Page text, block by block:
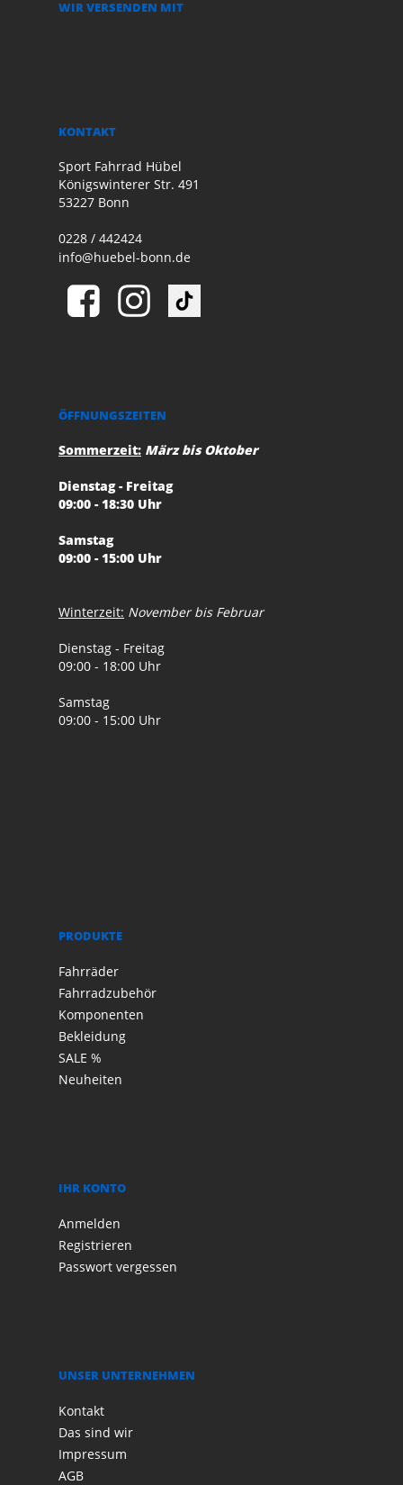
WIR VERSENDEN MIT
KONTAKT
Sport Fahrrad Hübel
Königswinterer Str. 491
53227 Bonn
0228 / 442424
info@huebel-bonn.de
ÖFFNUNGSZEITEN
Sommerzeit: März bis Oktober
Dienstag - Freitag
09:00 - 18:30 Uhr
Samstag
09:00 - 15:00 Uhr
Winterzeit: November bis Februar
Dienstag - Freitag
09:00 - 18:00 Uhr
Samstag
09:00 - 15:00 Uhr
PRODUKTE
Fahrräder
Fahrradzubehör
Komponenten
Bekleidung
SALE %
Neuheiten
IHR KONTO
Anmelden
Registrieren
Passwort vergessen
UNSER UNTERNEHMEN
Kontakt
Das sind wir
Impressum
AGB